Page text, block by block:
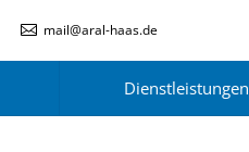
mail@aral-haas.de
Dienstleistungen